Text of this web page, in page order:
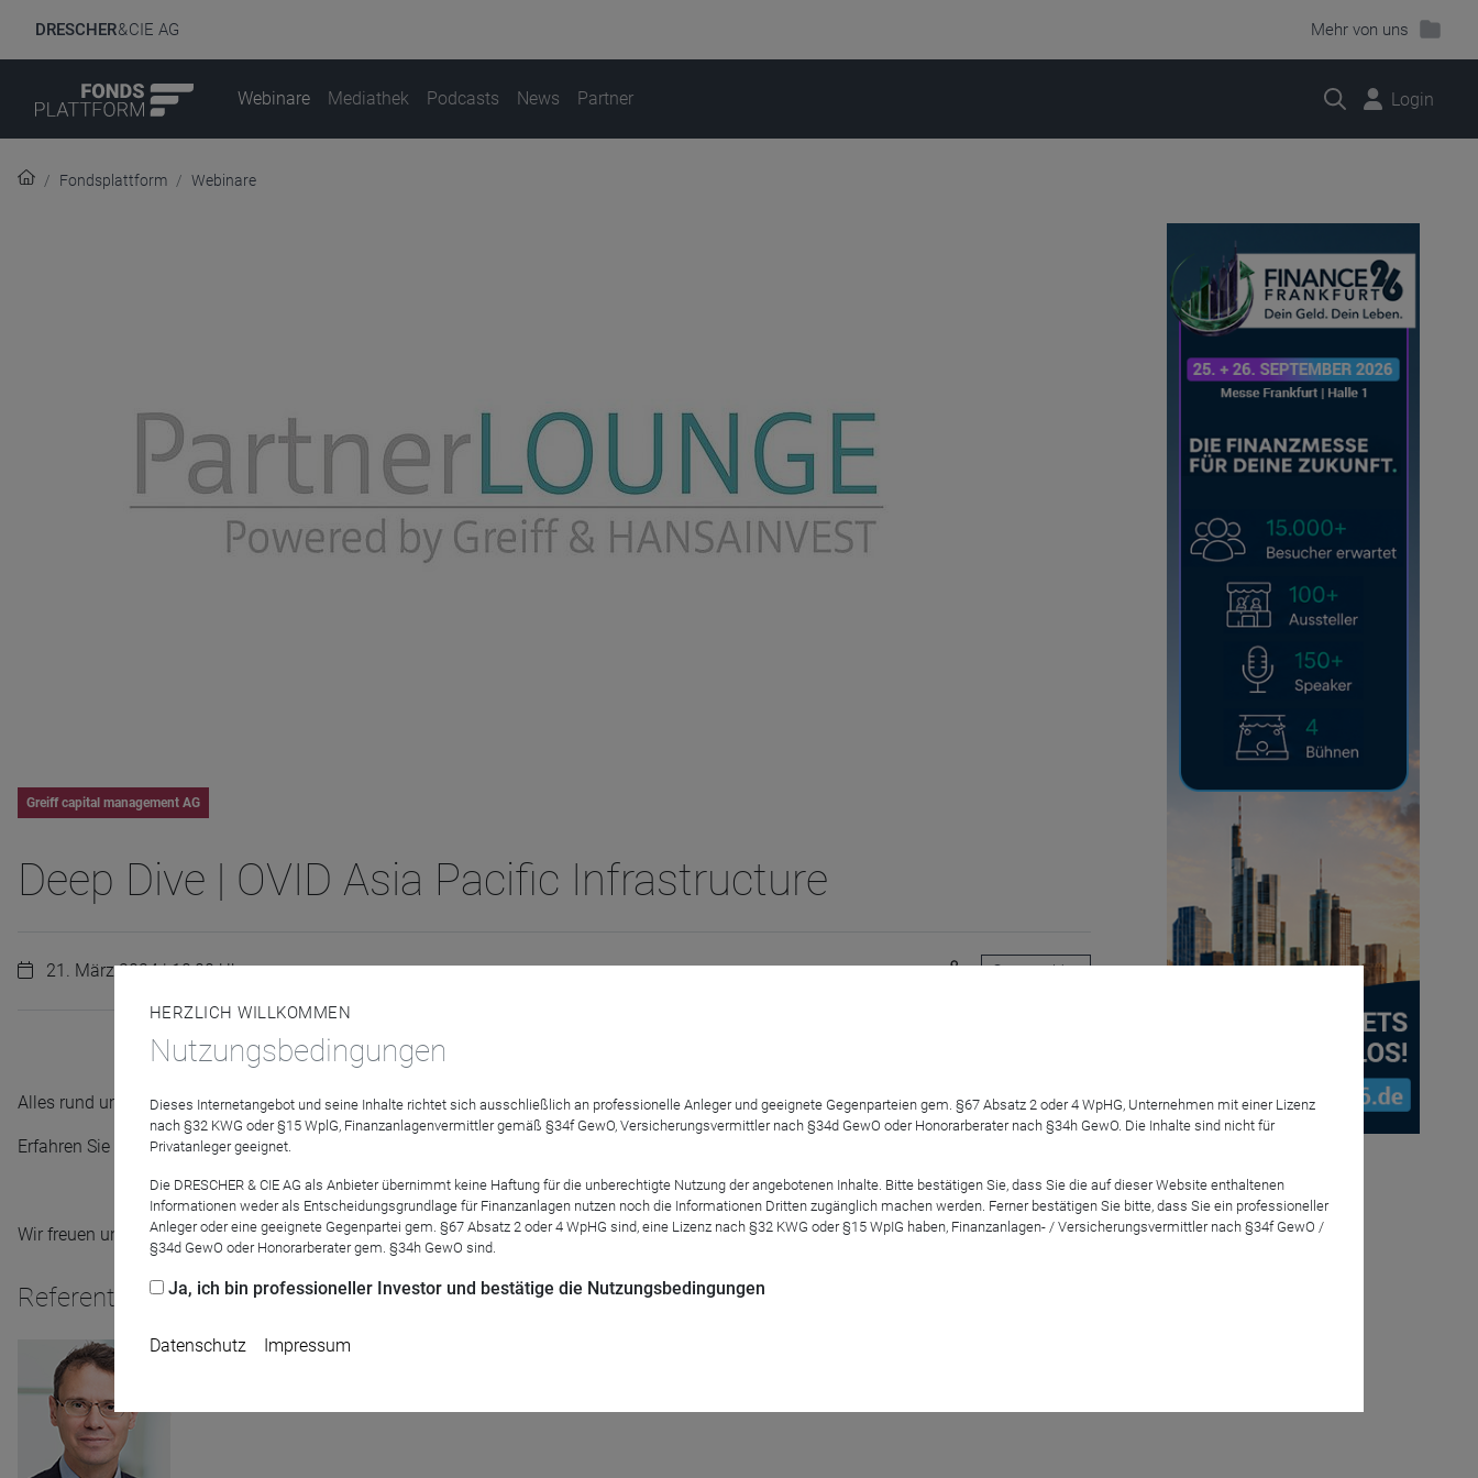
DRESCHER& CIE AG Mehr von uns
Suche Login
Webinare Mediathek Podcasts News Partner
Fondsplattform Webinare
Greiff capital management AG
Deep Dive | OVID Asia Pacific Infrastructure
21. März 2024 | 10:00 Uhr Anmelden
Alles rund um den Wirtschaftsraum Asien und Pazifik! Welche Themen und Unternehmen eignen sich derzeit besonders für Investitionen?
Erfahren Sie es am 21.03. von Christof Schmidbauer, dem Portfoliomanager des OVID Asia Pacific Infrastructure Equity.
Wir freuen uns auf Ihre Fragen!
Referenten
HERZLICH WILLKOMMEN
Nutzungsbedingungen
Dieses Internetangebot und seine Inhalte richtet sich ausschließlich an professionelle Anleger und geeignete Gegenparteien gem. §67 Absatz 2 oder 4 WpHG, Unternehmen mit einer Lizenz
nach §32 KWG oder §15 WplG, Finanzanlagenvermittler gemäß §34f GewO, Versicherungsvermittler nach §34d GewO oder Honorarberater nach §34h GewO. Die Inhalte sind nicht für
Privatanleger geeignet.
Die DRESCHER & CIE AG als Anbieter übernimmt keine Haftung für die unberechtigte Nutzung der angebotenen Inhalte. Bitte bestätigen Sie, dass Sie die auf dieser Website enthaltenen
Informationen weder als Entscheidungsgrundlage für Finanzanlagen nutzen noch die Informationen Dritten zugänglich machen werden. Ferner bestätigen Sie bitte, dass Sie ein professioneller
Anleger oder eine geeignete Gegenpartei gem. §67 Absatz 2 oder 4 WpHG sind, eine Lizenz nach §32 KWG oder §15 WpIG haben, Finanzanlagen- / Versicherungsvermittler nach §34f GewO /
§34d GewO oder Honorarberater gem. §34h GewO sind.
Ja, ich bin professioneller Investor und bestätige die Nutzungsbedingungen
Datenschutz Impressum